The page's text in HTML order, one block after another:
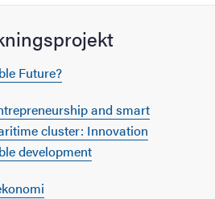
Future?
and smart
cluster: Innovation
development